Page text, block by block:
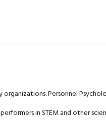
Personnel
in STEM and other